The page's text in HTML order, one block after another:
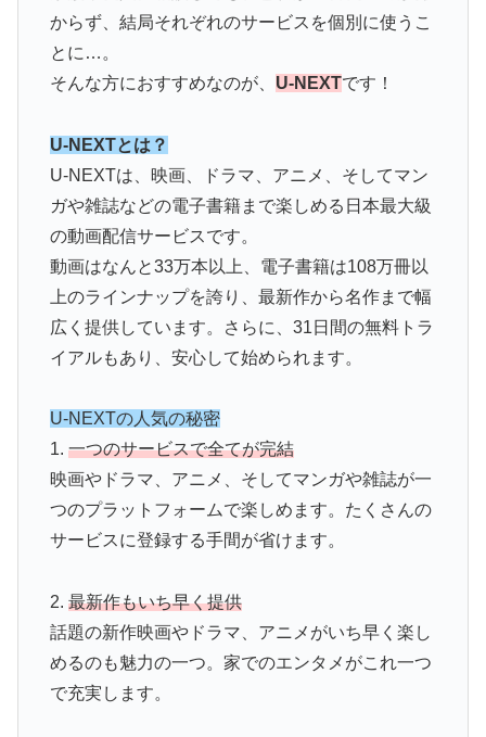
からず、結局それぞれのサービスを個別に使うこ
とに…。
そんな方におすすめなのが、 U-NEXTです！
U-NEXTとは？
U-NEXTは、映画、ドラマ、アニメ、そしてマン
ガや雑誌などの電子書籍まで楽しめる日本最大級
の動画配信サービスです。
動画はなんと33万本以上、電子書籍は108万冊以
上のラインナップを誇り、最新作から名作まで幅
広く提供しています。さらに、31日間の無料トラ
イアルもあり、安心して始められます。
U-NEXTの人気の秘密
1. 一つのサービスで全てが完結
映画やドラマ、アニメ、そしてマンガや雑誌が一
つのプラットフォームで楽しめます。たくさんの
サービスに登録する手間が省けます。
2. 最新作もいち早く提供
話題の新作映画やドラマ、アニメがいち早く楽し
めるのも魅力の一つ。家でのエンタメがこれ一つ
で充実します。